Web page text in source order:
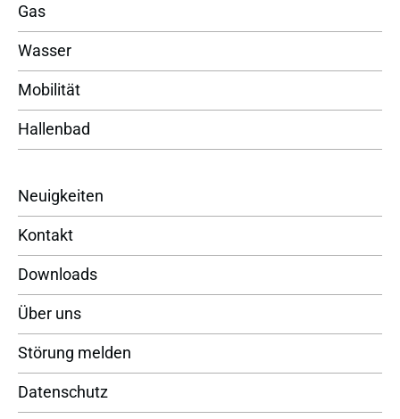
Gas
Wasser
Mobilität
Hallenbad
Neuigkeiten
Kontakt
Downloads
Über uns
Störung melden
Datenschutz